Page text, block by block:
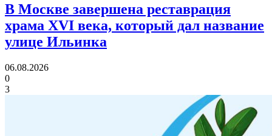
В Москве завершена реставрация
храма XVI века, который дал название
улице Ильинка
06.08.2026
0
3